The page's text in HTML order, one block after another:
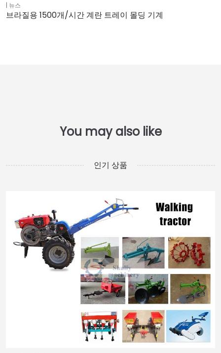
뉴스
브라질용 1500개/시간 계란 트레이 몰딩 기계
인기 상품